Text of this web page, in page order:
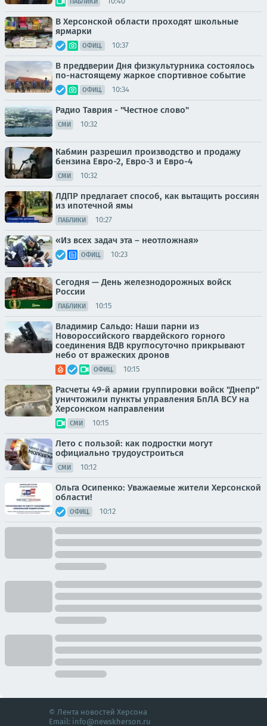
В Херсонской области проходят школьные
ярмарки
ОФИЦ. 10:37
В преддверии Дня физкультурника состоялось
по-настоящему жаркое спортивное событие
ОФИЦ. 10:34
Радио Таврия - "Честное слово"
СМИ 10:32
Кабмин разрешил производство и продажу
бензина Евро-2, Евро-3 и Евро-4
СМИ 10:32
ЛДПР предлагает способ, как вытащить россиян
из ипотечной ямы
ПАБЛИКИ 10:27
«Из всех задач эта – неотложная»
ОФИЦ. 10:23
Сегодня — День железнодорожных войск
России
ПАБЛИКИ 10:15
Владимир Сальдо: Наши парни из
Новороссийского гвардейского горного
соединения ВДВ круглосуточно прикрывают
небо от вражеских дронов
ОФИЦ. 10:15
Расчеты 49-й армии группировки войск "Днепр"
уничтожили пункты управления БпЛА ВСУ на
Херсонском направлении
СМИ 10:15
Лето с пользой: как подростки могут
официально трудоустроиться
СМИ 10:12
Ольга Осипенко: Уважаемые жители Херсонской
области!
ОФИЦ. 10:12
© Лента новостей Херсона
Email: info@newskherson.ru